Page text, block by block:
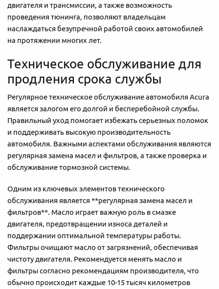
двигателя и трансмиссии, а также возможность
проведения тюнинга, позволяют владельцам
наслаждаться безупречной работой своих автомобилей
на протяжении многих лет.
Техническое обслуживание для
продления срока службы
Регулярное техническое обслуживание автомобиля Acura
является залогом его долгой и бесперебойной службы.
Правильный уход помогает избежать серьезных поломок
и поддерживать высокую производительность
автомобиля. Важными аспектами обслуживания являются
регулярная замена масел и фильтров, а также проверка и
обслуживание тормозной системы.
Одним из ключевых элементов технического
обслуживания является **регулярная замена масел и
фильтров**. Масло играет важную роль в смазке
двигателя, предотвращении износа деталей и
поддержании оптимальной температуры работы.
Фильтры очищают масло от загрязнений, обеспечивая
чистоту двигателя. Рекомендуется менять масло и
фильтры согласно рекомендациям производителя, что
обычно происходит каждые 10-15 тысяч километров